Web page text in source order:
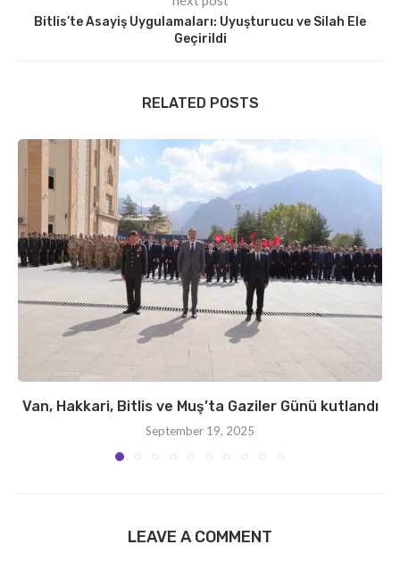
Bitlis’te Asayiş Uygulamaları: Uyuşturucu ve Silah Ele
Geçirildi
RELATED POSTS
Van, Hakkari, Bitlis ve Muş’ta Gaziler Günü kutlandı
September 19, 2025
LEAVE A COMMENT